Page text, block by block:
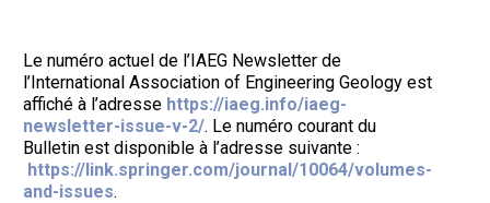
Le numéro actuel de l’IAEG Newsletter de
l’International Association of Engineering Geology est
affiché à l’adresse https://iaeg.info/iaeg-
newsletter-issue-v-2/. Le numéro courant du
Bulletin est disponible à l’adresse suivante :
https://link.springer.com/journal/10064/volumes-
and-issues.